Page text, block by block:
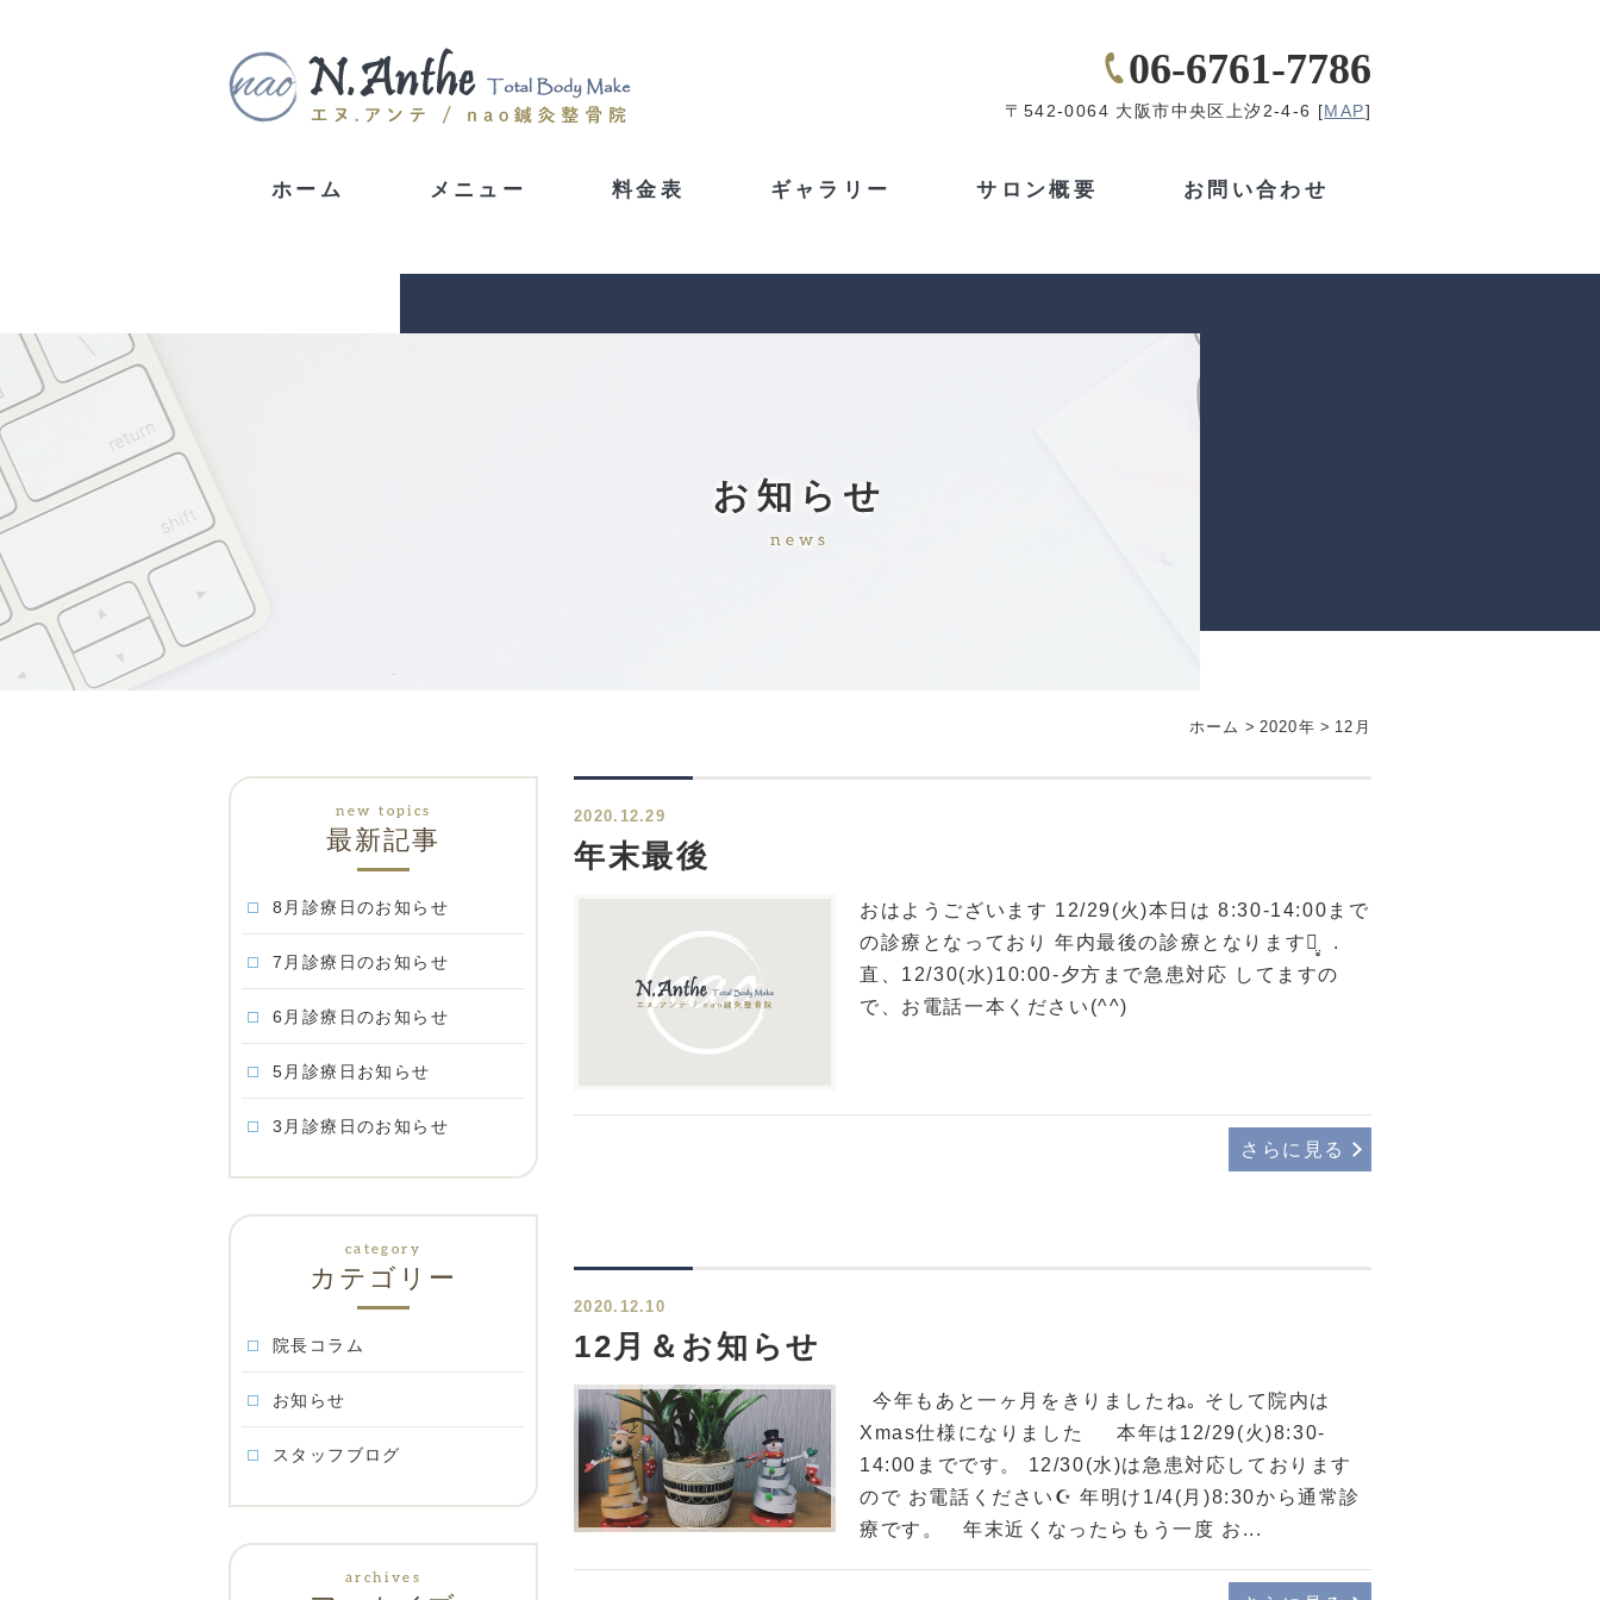
06-6761-7786
〒542-0064 大阪市中央区上汐2-4-6 [MAP]
ホーム メニュー 料金表 ギャラリー サロン概要 お問い合わせ
お知らせ
news
ホーム > 2020年 > 12月
2020.12.29
年末最後
おはようございます 12/29(火)本日は 8:30-14:00まで
の診療となっており 年内最後の診療となりますꪔ̤̥ ‎ .
直、12/30(水)10:00-夕方まで急患対応 してますの
で、お電話一本ください(^^)
さらに見る
2020.12.10
12月＆お知らせ
今年もあと一ヶ月をきりましたね｡ そして院内は
Xmas仕様になりました 本年は12/29(火)8:30-
14:00までです。 12/30(水)は急患対応しております
ので お電話ください☪︎ 年明け1/4(月)8:30から通常診
療です。 年末近くなったらもう一度 お...
最新記事
8月診療日のお知らせ
7月診療日のお知らせ
6月診療日のお知らせ
5月診療日お知らせ
3月診療日のお知らせ
カテゴリー
院長コラム
お知らせ
スタッフブログ